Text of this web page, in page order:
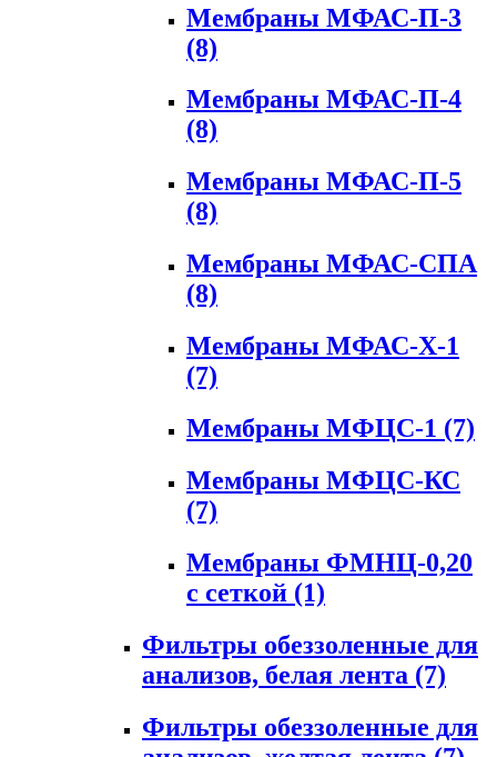
Мембраны МФАС-П-3
(8)
Мембраны МФАС-П-4
(8)
Мембраны МФАС-П-5
(8)
Мембраны МФАС-СПА
(8)
Мембраны МФАС-Х-1
(7)
Мембраны МФЦС-1 (7)
Мембраны МФЦС-КС
(7)
Мембраны ФМНЦ-0,20
с сеткой (1)
Фильтры обеззоленные для
анализов, белая лента (7)
Фильтры обеззоленные для